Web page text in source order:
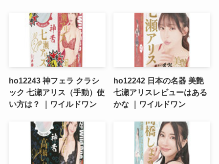
ho12243 神フェラ クラシ
ック 七瀬アリス（手動）使
い方は？ ｜ワイルドワン
ho12242 日本の名器 美艶
七瀬アリスレビューはある
かな ｜ワイルドワン